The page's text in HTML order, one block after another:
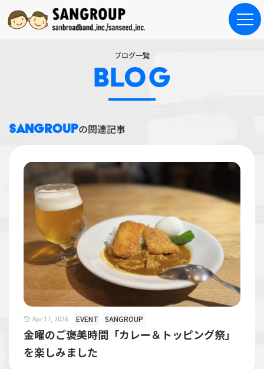
ブログ一覧
BLOG
SANGROUPの関連記事
Apr 17, 2026 EVENT SANGROUP
金曜のご褒美時間「カレー＆トッピング祭」
を楽しみました